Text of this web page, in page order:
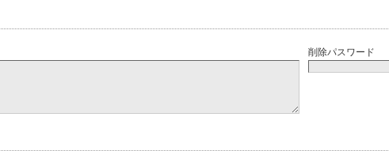
削除パスワード